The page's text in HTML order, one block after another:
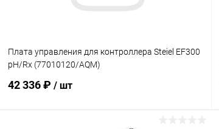
Плата управления для контроллера Steiel EF300
pH/Rx (77010120/AQM)
42 336 ₽ / шт